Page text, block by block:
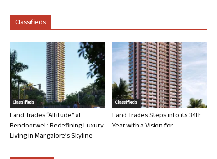
Classifieds
Classifieds
Land Trades “Altitude” at
Bendoorwell: Redefining Luxury
Living in Mangalore’s Skyline
Classifieds
Land Trades Steps into its 34th
Year with a Vision for...